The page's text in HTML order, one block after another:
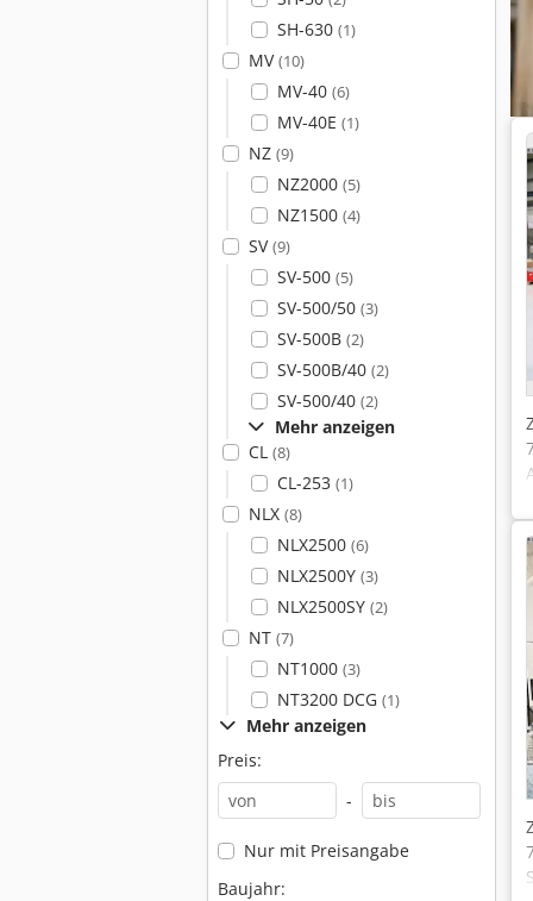
SH-630 (1)
MV(10)
MV-40 (6)
MV-40E (1)
NZ (9)
NZ2000 (5)
NZ1500 (4)
SV(9)
SV-500 (5)
SV-500/50 (3)
SV-500B (2)
SV-500B/40 (2)
SV-500/40 (2)
Mehr anzeigen
CL (8)
CL-253 (1)
NLX (8)
NLX2500 (6)
NLX2500Y (3)
NLX2500SY (2)
NT (7)
NT1000 (3)
NT3200 DCG (1)
Mehr anzeigen
Preis:
-
Nur mit Preisangabe
Baujahr: